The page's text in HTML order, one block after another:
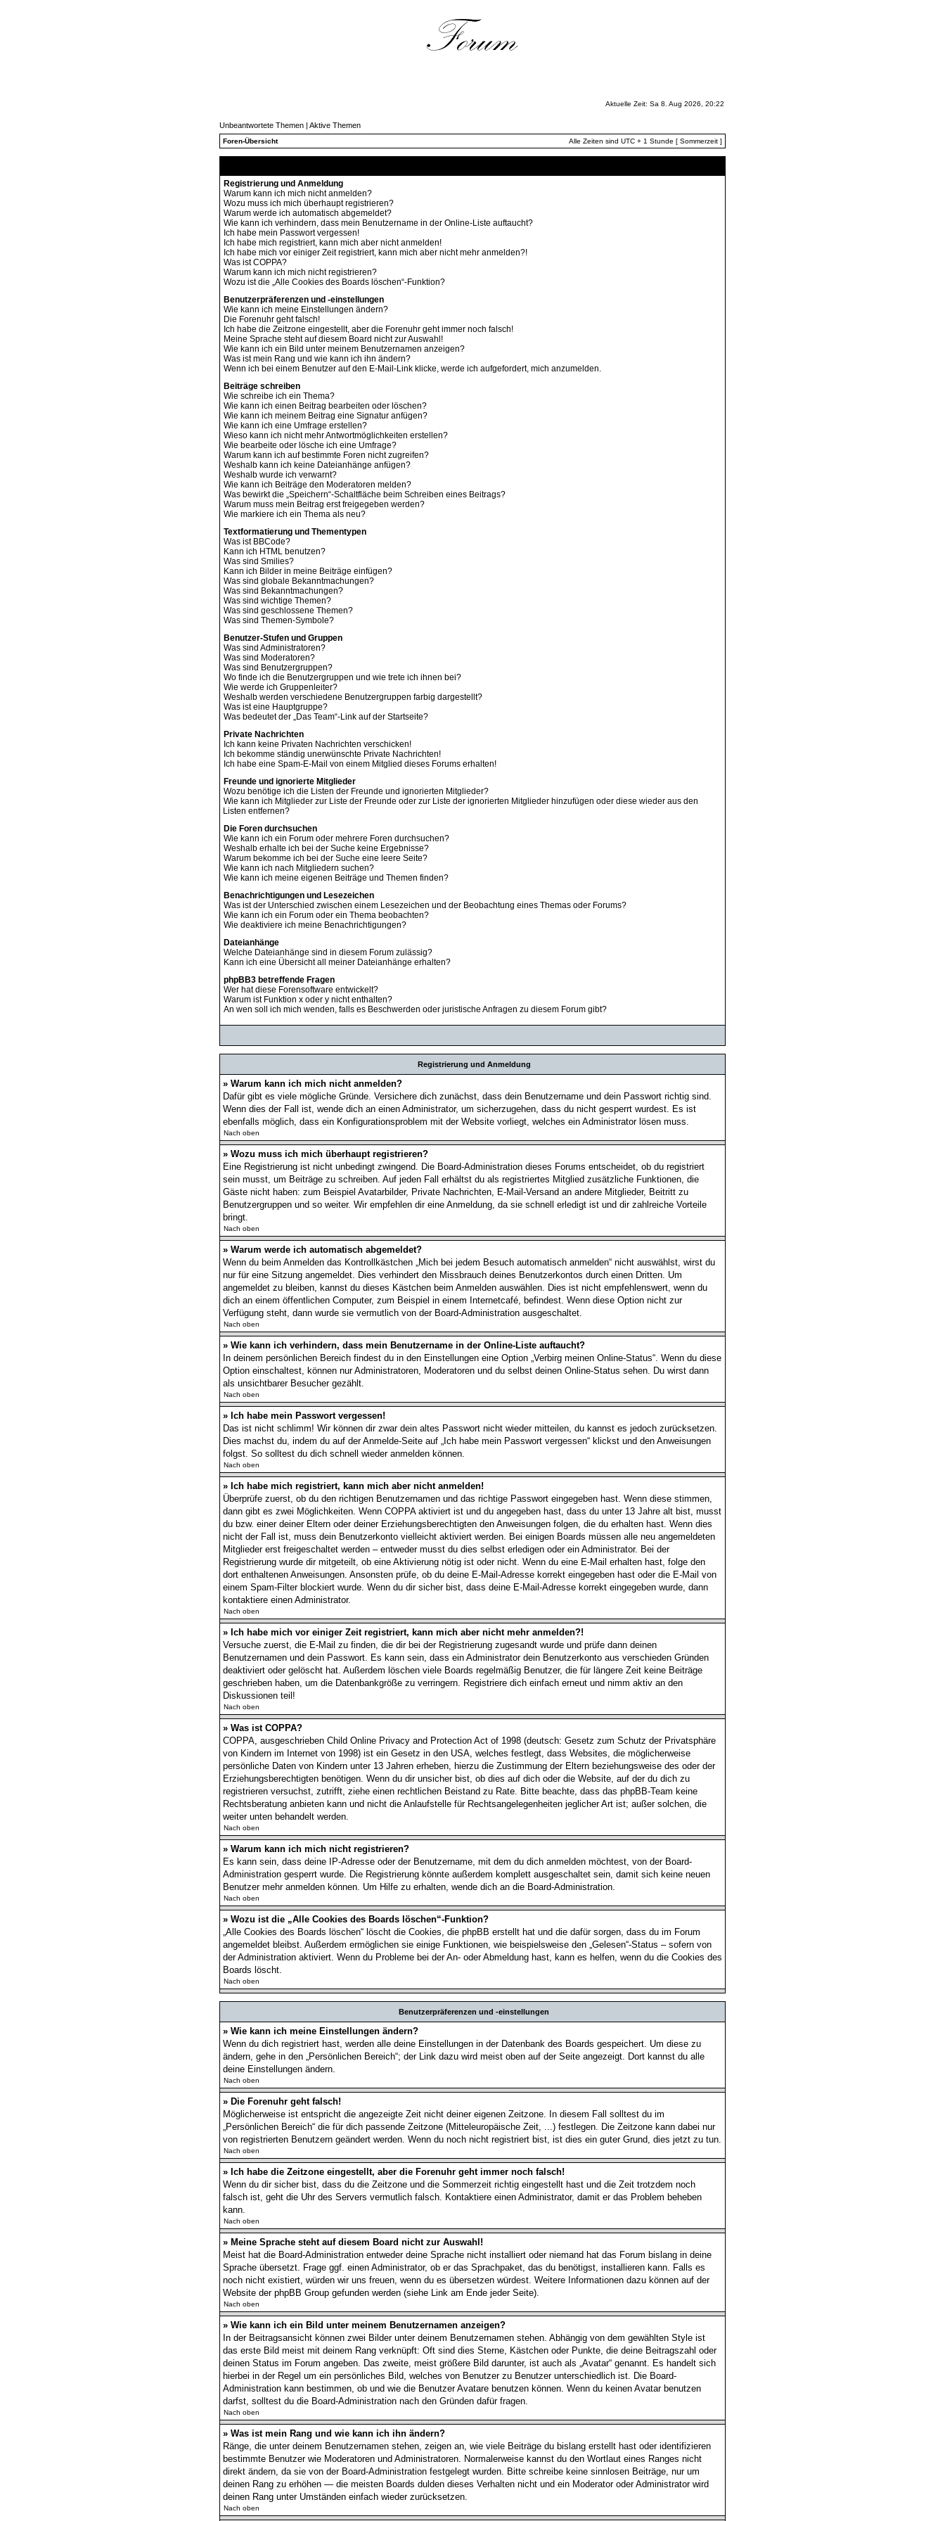
Aktuelle Zeit: Sa 8. Aug 2026, 20:22
Unbeantwortete Themen | Aktive Themen
Foren-Übersicht Alle Zeiten sind UTC + 1 Stunde [ Sommerzeit ]
Registrierung und Anmeldung
Warum kann ich mich nicht anmelden?
Wozu muss ich mich überhaupt registrieren?
Warum werde ich automatisch abgemeldet?
Wie kann ich verhindern, dass mein Benutzername in der Online-Liste auftaucht?
Ich habe mein Passwort vergessen!
Ich habe mich registriert, kann mich aber nicht anmelden!
Ich habe mich vor einiger Zeit registriert, kann mich aber nicht mehr anmelden?!
Was ist COPPA?
Warum kann ich mich nicht registrieren?
Wozu ist die „Alle Cookies des Boards löschen“-Funktion?
Benutzerpräferenzen und -einstellungen
Wie kann ich meine Einstellungen ändern?
Die Forenuhr geht falsch!
Ich habe die Zeitzone eingestellt, aber die Forenuhr geht immer noch falsch!
Meine Sprache steht auf diesem Board nicht zur Auswahl!
Wie kann ich ein Bild unter meinem Benutzernamen anzeigen?
Was ist mein Rang und wie kann ich ihn ändern?
Wenn ich bei einem Benutzer auf den E-Mail-Link klicke, werde ich aufgefordert, mich anzumelden.
Beiträge schreiben
Wie schreibe ich ein Thema?
Wie kann ich einen Beitrag bearbeiten oder löschen?
Wie kann ich meinem Beitrag eine Signatur anfügen?
Wie kann ich eine Umfrage erstellen?
Wieso kann ich nicht mehr Antwortmöglichkeiten erstellen?
Wie bearbeite oder lösche ich eine Umfrage?
Warum kann ich auf bestimmte Foren nicht zugreifen?
Weshalb kann ich keine Dateianhänge anfügen?
Weshalb wurde ich verwarnt?
Wie kann ich Beiträge den Moderatoren melden?
Was bewirkt die „Speichern“-Schaltfläche beim Schreiben eines Beitrags?
Warum muss mein Beitrag erst freigegeben werden?
Wie markiere ich ein Thema als neu?
Textformatierung und Thementypen
Was ist BBCode?
Kann ich HTML benutzen?
Was sind Smilies?
Kann ich Bilder in meine Beiträge einfügen?
Was sind globale Bekanntmachungen?
Was sind Bekanntmachungen?
Was sind wichtige Themen?
Was sind geschlossene Themen?
Was sind Themen-Symbole?
Benutzer-Stufen und Gruppen
Was sind Administratoren?
Was sind Moderatoren?
Was sind Benutzergruppen?
Wo finde ich die Benutzergruppen und wie trete ich ihnen bei?
Wie werde ich Gruppenleiter?
Weshalb werden verschiedene Benutzergruppen farbig dargestellt?
Was ist eine Hauptgruppe?
Was bedeutet der „Das Team“-Link auf der Startseite?
Private Nachrichten
Ich kann keine Privaten Nachrichten verschicken!
Ich bekomme ständig unerwünschte Private Nachrichten!
Ich habe eine Spam-E-Mail von einem Mitglied dieses Forums erhalten!
Freunde und ignorierte Mitglieder
Wozu benötige ich die Listen der Freunde und ignorierten Mitglieder?
Wie kann ich Mitglieder zur Liste der Freunde oder zur Liste der ignorierten Mitglieder hinzufügen oder diese wieder aus den
Listen entfernen?
Die Foren durchsuchen
Wie kann ich ein Forum oder mehrere Foren durchsuchen?
Weshalb erhalte ich bei der Suche keine Ergebnisse?
Warum bekomme ich bei der Suche eine leere Seite?
Wie kann ich nach Mitgliedern suchen?
Wie kann ich meine eigenen Beiträge und Themen finden?
Benachrichtigungen und Lesezeichen
Was ist der Unterschied zwischen einem Lesezeichen und der Beobachtung eines Themas oder Forums?
Wie kann ich ein Forum oder ein Thema beobachten?
Wie deaktiviere ich meine Benachrichtigungen?
Dateianhänge
Welche Dateianhänge sind in diesem Forum zulässig?
Kann ich eine Übersicht all meiner Dateianhänge erhalten?
phpBB3 betreffende Fragen
Wer hat diese Forensoftware entwickelt?
Warum ist Funktion x oder y nicht enthalten?
An wen soll ich mich wenden, falls es Beschwerden oder juristische Anfragen zu diesem Forum gibt?
Registrierung und Anmeldung
» Warum kann ich mich nicht anmelden?
Dafür gibt es viele mögliche Gründe. Versichere dich zunächst, dass dein Benutzername und dein Passwort richtig sind.
Wenn dies der Fall ist, wende dich an einen Administrator, um sicherzugehen, dass du nicht gesperrt wurdest. Es ist
ebenfalls möglich, dass ein Konfigurationsproblem mit der Website vorliegt, welches ein Administrator lösen muss.
Nach oben
» Wozu muss ich mich überhaupt registrieren?
Eine Registrierung ist nicht unbedingt zwingend. Die Board-Administration dieses Forums entscheidet, ob du registriert
sein musst, um Beiträge zu schreiben. Auf jeden Fall erhältst du als registriertes Mitglied zusätzliche Funktionen, die
Gäste nicht haben: zum Beispiel Avatarbilder, Private Nachrichten, E-Mail-Versand an andere Mitglieder, Beitritt zu
Benutzergruppen und so weiter. Wir empfehlen dir eine Anmeldung, da sie schnell erledigt ist und dir zahlreiche Vorteile
bringt.
Nach oben
» Warum werde ich automatisch abgemeldet?
Wenn du beim Anmelden das Kontrollkästchen „Mich bei jedem Besuch automatisch anmelden“ nicht auswählst, wirst du
nur für eine Sitzung angemeldet. Dies verhindert den Missbrauch deines Benutzerkontos durch einen Dritten. Um
angemeldet zu bleiben, kannst du dieses Kästchen beim Anmelden auswählen. Dies ist nicht empfehlenswert, wenn du
dich an einem öffentlichen Computer, zum Beispiel in einem Internetcafé, befindest. Wenn diese Option nicht zur
Verfügung steht, dann wurde sie vermutlich von der Board-Administration ausgeschaltet.
Nach oben
» Wie kann ich verhindern, dass mein Benutzername in der Online-Liste auftaucht?
In deinem persönlichen Bereich findest du in den Einstellungen eine Option „Verbirg meinen Online-Status“. Wenn du diese
Option einschaltest, können nur Administratoren, Moderatoren und du selbst deinen Online-Status sehen. Du wirst dann
als unsichtbarer Besucher gezählt.
Nach oben
» Ich habe mein Passwort vergessen!
Das ist nicht schlimm! Wir können dir zwar dein altes Passwort nicht wieder mitteilen, du kannst es jedoch zurücksetzen.
Dies machst du, indem du auf der Anmelde-Seite auf „Ich habe mein Passwort vergessen“ klickst und den Anweisungen
folgst. So solltest du dich schnell wieder anmelden können.
Nach oben
» Ich habe mich registriert, kann mich aber nicht anmelden!
Überprüfe zuerst, ob du den richtigen Benutzernamen und das richtige Passwort eingegeben hast. Wenn diese stimmen,
dann gibt es zwei Möglichkeiten. Wenn COPPAaktiviert ist und du angegeben hast, dass du unter 13 Jahre alt bist, musst
du bzw. einer deiner Eltern oder deiner Erziehungsberechtigten den Anweisungen folgen, die du erhalten hast. Wenn dies
nicht der Fall ist, muss dein Benutzerkonto vielleicht aktiviert werden. Bei einigen Boards müssen alle neu angemeldeten
Mitglieder erst freigeschaltet werden – entweder musst du dies selbst erledigen oder ein Administrator. Bei der
Registrierung wurde dir mitgeteilt, ob eine Aktivierung nötig ist oder nicht. Wenn du eine E-Mail erhalten hast, folge den
dort enthaltenen Anweisungen. Ansonsten prüfe, ob du deine E-Mail-Adresse korrekt eingegeben hast oder die E-Mail von
einem Spam-Filter blockiert wurde. Wenn du dir sicher bist, dass deine E-Mail-Adresse korrekt eingegeben wurde, dann
kontaktiere einen Administrator.
Nach oben
» Ich habe mich vor einiger Zeit registriert, kann mich aber nicht mehr anmelden?!
Versuche zuerst, die E-Mail zu finden, die dir bei der Registrierung zugesandt wurde und prüfe dann deinen
Benutzernamen und dein Passwort. Es kann sein, dass ein Administrator dein Benutzerkonto aus verschieden Gründen
deaktiviert oder gelöscht hat. Außerdem löschen viele Boards regelmäßig Benutzer, die für längere Zeit keine Beiträge
geschrieben haben, um die Datenbankgröße zu verringern. Registriere dich einfach erneut und nimm aktiv an den
Diskussionen teil!
Nach oben
» Was ist COPPA?
COPPA, ausgeschrieben Child Online Privacy and Protection Act of 1998 (deutsch: Gesetz zum Schutz der Privatsphäre
von Kindern im Internet von 1998) ist ein Gesetz in den USA, welches festlegt, dass Websites, die möglicherweise
persönliche Daten von Kindern unter 13 Jahren erheben, hierzu die Zustimmung der Eltern beziehungsweise des oder der
Erziehungsberechtigten benötigen. Wenn du dir unsicher bist, ob dies auf dich oder die Website, auf der du dich zu
registrieren versuchst, zutrifft, ziehe einen rechtlichen Beistand zu Rate. Bitte beachte, dass das phpBB-Team keine
Rechtsberatung anbieten kann und nicht die Anlaufstelle für Rechtsangelegenheiten jeglicher Art ist; außer solchen, die
weiter unten behandelt werden.
Nach oben
» Warum kann ich mich nicht registrieren?
Es kann sein, dass deine IP-Adresse oder der Benutzername, mit dem du dich anmelden möchtest, von der Board-
Administration gesperrt wurde. Die Registrierung könnte außerdem komplett ausgeschaltet sein, damit sich keine neuen
Benutzer mehr anmelden können. Um Hilfe zu erhalten, wende dich an die Board-Administration.
Nach oben
» Wozu ist die „Alle Cookies des Boards löschen“-Funktion?
„Alle Cookies des Boards löschen“ löscht die Cookies, die phpBB erstellt hat und die dafür sorgen, dass du im Forum
angemeldet bleibst. Außerdem ermöglichen sie einige Funktionen, wie beispielsweise den „Gelesen“-Status – sofern von
der Administration aktiviert. Wenn du Probleme bei der An- oder Abmeldung hast, kann es helfen, wenn du die Cookies des
Boards löscht.
Nach oben
Benutzerpräferenzen und -einstellungen
» Wie kann ich meine Einstellungen ändern?
Wenn du dich registriert hast, werden alle deine Einstellungen in der Datenbank des Boards gespeichert. Um diese zu
ändern, gehe in den „Persönlichen Bereich“; der Link dazu wird meist oben auf der Seite angezeigt. Dort kannst du alle
deine Einstellungen ändern.
Nach oben
» Die Forenuhr geht falsch!
Möglicherweise ist entspricht die angezeigte Zeit nicht deiner eigenen Zeitzone. In diesem Fall solltest du im
„Persönlichen Bereich“ die für dich passende Zeitzone (Mitteleuropäische Zeit, ...) festlegen. Die Zeitzone kann dabei nur
von registrierten Benutzern geändert werden. Wenn du noch nicht registriert bist, ist dies ein guter Grund, dies jetzt zu tun.
Nach oben
» Ich habe die Zeitzone eingestellt, aber die Forenuhr geht immer noch falsch!
Wenn du dir sicher bist, dass du die Zeitzone und die Sommerzeit richtig eingestellt hast und die Zeit trotzdem noch
falsch ist, geht die Uhr des Servers vermutlich falsch. Kontaktiere einen Administrator, damit er das Problem beheben
kann.
Nach oben
» Meine Sprache steht auf diesem Board nicht zur Auswahl!
Meist hat die Board-Administration entweder deine Sprache nicht installiert oder niemand hat das Forum bislang in deine
Sprache übersetzt. Frage ggf. einen Administrator, ob er das Sprachpaket, das du benötigst, installieren kann. Falls es
noch nicht existiert, würden wir uns freuen, wenn du es übersetzen würdest. Weitere Informationen dazu können auf der
Website der phpBB Group gefunden werden (siehe Link am Ende jeder Seite).
Nach oben
» Wie kann ich ein Bild unter meinem Benutzernamen anzeigen?
In der Beitragsansicht können zwei Bilder unter deinem Benutzernamen stehen. Abhängig von dem gewählten Style ist
das erste Bild meist mit deinem Rang verknüpft: Oft sind dies Sterne, Kästchen oder Punkte, die deine Beitragszahl oder
deinen Status im Forum angeben. Das zweite, meist größere Bild darunter, ist auch als „Avatar“ genannt. Es handelt sich
hierbei in der Regel um ein persönliches Bild, welches von Benutzer zu Benutzer unterschiedlich ist. Die Board-
Administration kann bestimmen, ob und wie die Benutzer Avatare benutzen können. Wenn du keinen Avatar benutzen
darfst, solltest du die Board-Administration nach den Gründen dafür fragen.
Nach oben
» Was ist mein Rang und wie kann ich ihn ändern?
Ränge, die unter deinem Benutzernamen stehen, zeigen an, wie viele Beiträge du bislang erstellt hast oder identifizieren
bestimmte Benutzer wie Moderatoren und Administratoren. Normalerweise kannst du den Wortlaut eines Ranges nicht
direkt ändern, da sie von der Board-Administration festgelegt wurden. Bitte schreibe keine sinnlosen Beiträge, nur um
deinen Rang zu erhöhen — die meisten Boards dulden dieses Verhalten nicht und ein Moderator oder Administrator wird
deinen Rang unter Umständen einfach wieder zurücksetzen.
Nach oben